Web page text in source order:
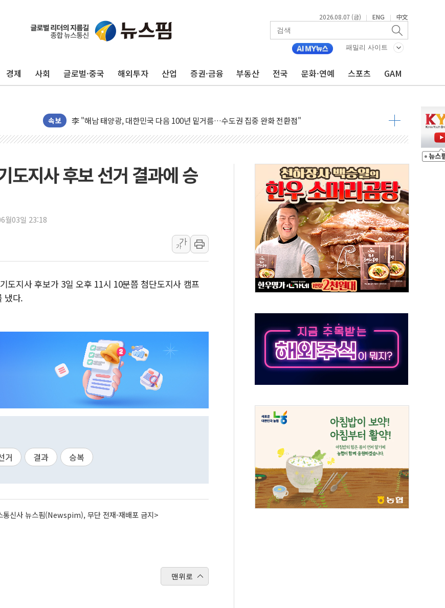
2026.08.07 (금) | ENG | 中文
패밀리 사이트
경제 사회 글로벌·중국 해외투자 산업 증권·금융 부동산 전국 문화·연예 스포츠 GAM
속보
트럼프 "금리 내려야"…파월 때와 달리 워시엔 톤 낮춰
李 대통령, '6시간 마라톤 부동산 2차 회의' 주재… "전폭적 공급 확대·속도전 총력"
트럼프, 中 겨냥 폴리실리콘 관세 15% 부과…美 태양광주 급등
이란와이어 "이란 최고지도자 위독…곧 사망해도 놀랍지 않아"
남동발전, 해남군에 국내 최대 규모 400MW 태양광 착공…여의도 1.6배 규모
[인도증시] 중동 불안 속 유가 상승에 소폭 하락...금융주 낙폭 커
폭염 누그러지고 가뭄 숙지나...경북동해안권 8~9일 최대 100mm 호우
사우디·튀르키예·파키스탄, '공동방위협정' 체결… 수니파 국가들의 새 안보 협력 구도
신길동 신축도 3.3㎡당 7250만원…써밋 클라비온 59㎡ 18억원대
용산공원·그린벨트로 또 충돌…반복되는 국토부-서울시 '정책 엇박자'
[AI 부동산 투데이] 특공 전략도 '극과 극'…생애최초만 경쟁 치열
'찜통더위'에 전력수요 역대 최고치 경신…한낮 총수요 104.3GW 기록
후티 반군, 예멘 정부군과 사우디 동시 공격… 위기 고조되는 또 다른 중동 화약고
42.5도 역대급 폭염…동물들도 특별식으로 여름나기 [뉴스핌 줌인]
도지사 후보 선거 결과에 승
월03일 23:18
가
가
도지사 후보가 3일 오후 11시 10분쯤 첨단도지사 캠프
냈다.
거 결과 승복
통신사 뉴스핌(Newspim), 무단 전재-재배포 금지>
맨위로